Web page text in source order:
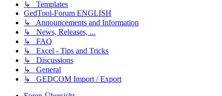
↳ Templates
GedTool-Forum ENGLISH
↳ Announcements and Information
↳ News, Releases, ...
↳ FAQ
↳ Excel - Tips and Tricks
↳ Discussions
↳ General
↳ GEDCOM Import / Export